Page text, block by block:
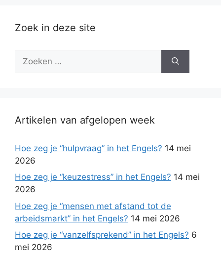
Zoek in deze site
naar:
Artikelen van afgelopen week
Hoe zeg je “hulpvraag” in het Engels? 14 mei
2026
Hoe zeg je “keuzestress” in het Engels? 14 mei
2026
Hoe zeg je “mensen met afstand tot de
arbeidsmarkt” in het Engels? 14 mei 2026
Hoe zeg je “vanzelfsprekend” in het Engels? 6
mei 2026